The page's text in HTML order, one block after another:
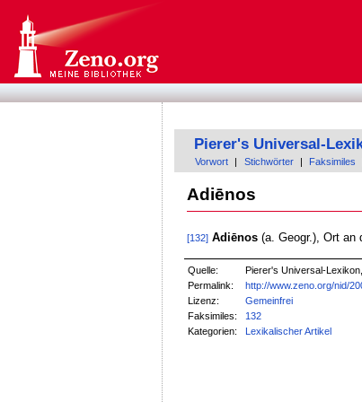
Pierer's Universal-
Vorwort Stichwörter Faksimiles
Adiēnos
[132] Adiēnos(a. Geogr.), Ort an
Quelle:
Pierer's Universal-
Permalink:
http://www.zeno.org/nid/
Lizenz:
Gemeinfrei
Faksimiles:
132
Kategorien:
Lexikalischer Artikel